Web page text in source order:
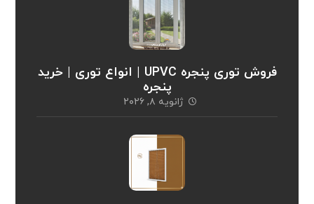
فروش توری پنجره UPVC | انواع توری | خرید
پنجره
ژانویه ۸, ۲۰۲۶